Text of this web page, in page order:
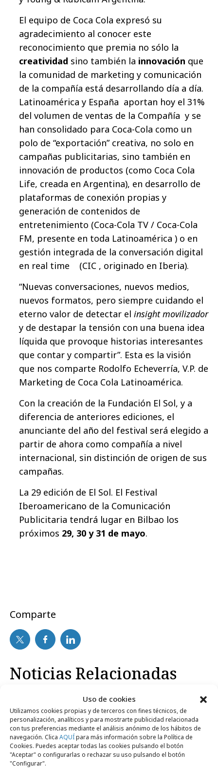
Uso de cookies
Utilizamos cookies propias y de terceros con fines técnicos, de
personalización, analíticos y para mostrarte publicidad relacionada
con tus preferencias mediante el análisis anónimo de los hábitos de
navegación. Clica AQUÍpara más información sobre la Política de
Cookies. Puedes aceptar todas las cookies pulsando el botón
"Aceptar" o configurarlas o rechazar su uso pulsando el botón
"Configurar".
El equipo de Coca Cola expresó su
agradecimiento al conocer este
reconocimiento que premia no sólo la
creatividad sino también la innovación que
la comunidad de marketing y comunicación
de la compañía está desarrollando día a día.
Latinoamérica y España aportan hoy el 31%
del volumen de ventas de la Compañía y se
han consolidado para Coca-Cola como un
polo de “exportación” creativa, no solo en
campañas publicitarias, sino también en
innovación de productos (como Coca Cola
Life, creada en Argentina), en desarrollo de
plataformas de conexión propias y
generación de contenidos de
entretenimiento (Coca-Cola TV / Coca-Cola
FM, presente en toda Latinoamérica ) o en
gestión integrada de la conversación digital
en real time (CIC , originado en Iberia).
“Nuevas conversaciones, nuevos medios,
nuevos formatos, pero siempre cuidando el
eterno valor de detectar el insight movilizador
y de destapar la tensión con una buena idea
líquida que provoque historias interesantes
que contar y compartir”. Esta es la visión
que nos comparte Rodolfo Echeverría, V.P. de
Marketing de Coca Cola Latinoamérica.
Con la creación de la Fundación El Sol, y a
diferencia de anteriores ediciones, el
anunciante del año del festival será elegido a
partir de ahora como compañía a nivel
internacional, sin distinción de origen de sus
campañas.
La 29 edición de El Sol. El Festival
Iberoamericano de la Comunicación
Publicitaria tendrá lugar en Bilbao los
próximos 29, 30 y 31 de mayo.
Comparte
Noticias Relacionadas
Agencias